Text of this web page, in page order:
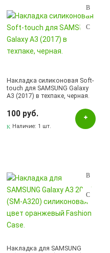
Накладка силиконовая Soft-
touch для SAMSUNG Galaxy
A3 (2017) в техпаке, черная.
100 руб.
Наличие: 1 шт.
Накладка для SAMSUNG